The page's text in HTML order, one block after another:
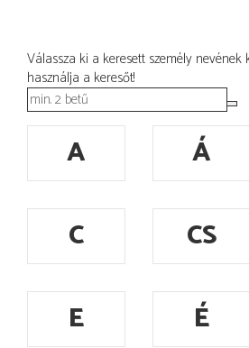
Válassza ki a keresett személy nevének
használja a keresőt!
A Á
C
CS
E
É